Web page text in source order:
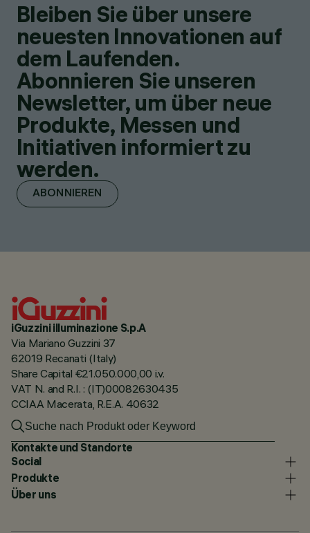
Bleiben Sie über unsere
neuesten Innovationen auf
dem Laufenden.
Abonnieren Sie unseren
Newsletter, um über neue
Produkte, Messen und
Initiativen informiert zu
werden.
ABONNIEREN
iGuzzini illuminazione S.p.A
Via Mariano Guzzini 37
62019 Recanati (Italy)
Share Capital €21.050.000,00 i.v.
VAT N. and R.I. : (IT)00082630435
CCIAA Macerata, R.E.A. 40632
Kontakte und Standorte
Social
Produkte
Über uns